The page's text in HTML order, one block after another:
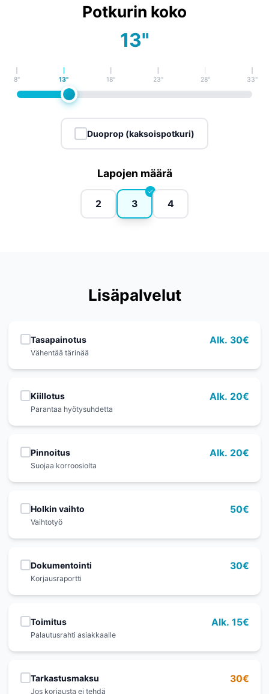
Potkurin koko
13"
8" 13" 18" 23" 28" 33"
Duoprop (kaksoispotkuri)
Lapojen määrä
2 3 4
Lisäpalvelut
Tasapainotus Alk. 30€
Vähentää tärinää
Kiillotus Alk. 20€
Parantaa hyötysuhdetta
Pinnoitus Alk. 20€
Suojaa korroosiolta
Holkin vaihto 50€
Vaihtotyö
Dokumentointi 30€
Korjausraportti
Toimitus Alk. 15€
Palautusrahti asiakkaalle
Tarkastusmaksu 30€
Jos korjausta ei tehdä